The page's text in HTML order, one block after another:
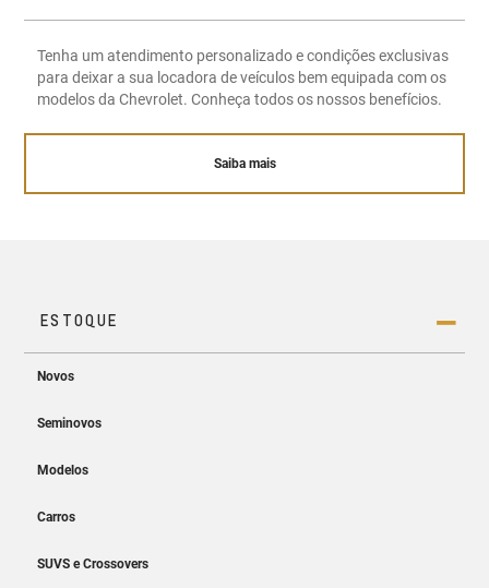
Tenha um atendimento personalizado e condições exclusivas
para deixar a sua locadora de veículos bem equipada com os
modelos da Chevrolet. Conheça todos os nossos benefícios.
Saiba mais